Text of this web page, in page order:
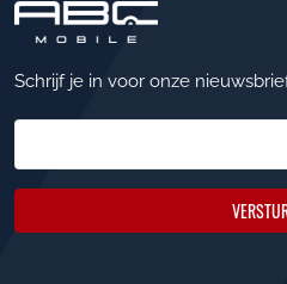
Schrijf je in voor onze